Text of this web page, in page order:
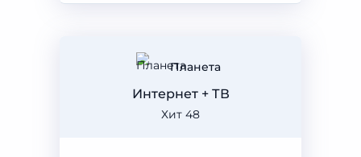
Планета
Хит 48
Интернет + ТВ